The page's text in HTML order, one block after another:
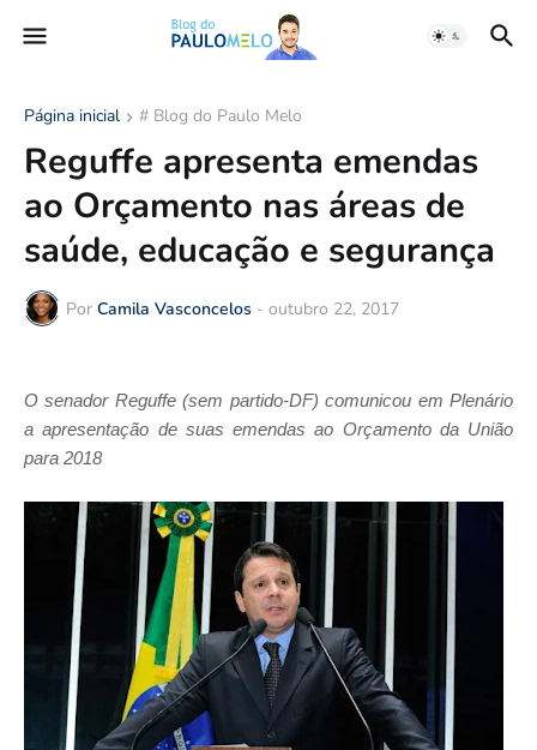
Página inicial # Blog do Paulo Melo
Reguffe apresenta emendas
ao Orçamento nas áreas de
saúde, educação e segurança
Por Camila Vasconcelos - outubro 22, 2017
O senador Reguffe (sem partido-DF) comunicou em Plenário
a apresentação de suas emendas ao Orçamento da União
para 2018